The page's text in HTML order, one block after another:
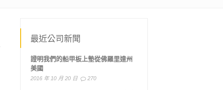
最近公司新聞
證明我們的船甲板上墊從佛羅里達州
美國
2016 年 10 月 20 日 270